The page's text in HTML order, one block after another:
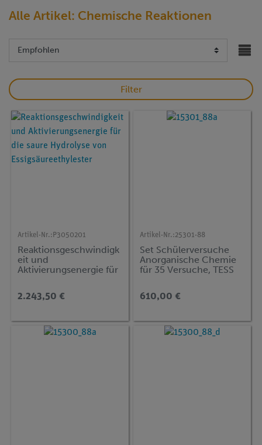
Alle Artikel: Chemische Reaktionen
Filter
Artikel-Nr.: P3050201
Reaktionsgeschwindigk
eit und
Aktivierungsenergie für
2.243,50 €
Artikel-Nr.:25301-88
Set Schülerversuche
Anorganische Chemie
für 35 Versuche, TESS
2
610,00 €